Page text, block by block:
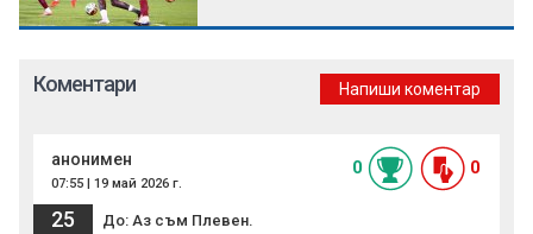
Коментари Напиши коментар
анонимен
07:55 | 19 май 2026 г.
0 0
25 До: Аз съм Плевен.